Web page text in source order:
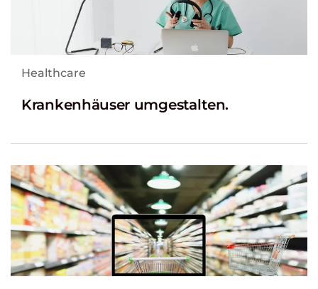
Healthcare
Krankenhäuser umgestalten.